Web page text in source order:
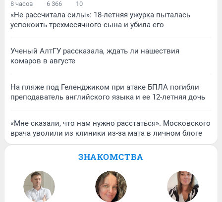
8 часов 6 366 10
«Не рассчитала силы»: 18-летняя ужурка пыталась
успокоить трехмесячного сына и убила его
Ученый АлтГУ рассказала, ждать ли нашествия
комаров в августе
На пляже под Геленджиком при атаке БПЛА погибли
преподаватель английского языка и ее 12-летняя дочь
«Мне сказали, что нам нужно расстаться». Московского
врача уволили из клиники из-за мата в личном блоге
ЗНАКОМСТВА